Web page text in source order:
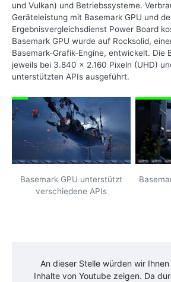
und Vulkan) und Betriebssysteme.
Geräteleistung mit Basemark GPU und
Ergebnisvergleichsdienst Power Board
Basemark GPU wurde auf Rocksolid,
Basemark-Grafik-Engine, entwickelt. Die
jeweils bei 3.840 x 2.160 Pixeln (UHD)
unterstützten APIs ausgeführt.
Basemark GPU unterstützt
verschiedene APIs
An dieser Stelle würden wir
Inhalte von Youtube zeigen. Da